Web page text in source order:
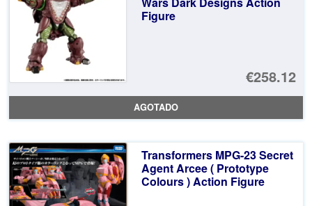
Figure
€258.12
AGOTADO
Transformers MPG-23 Secret
Agent Arcee ( Prototype
Colours ) Action Figure